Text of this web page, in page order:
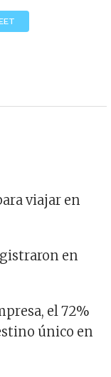
viajar en
en
el 72%
único en